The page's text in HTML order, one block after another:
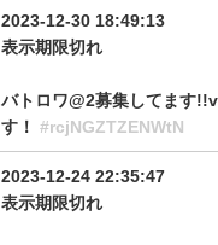
2023-12-30 18:49:13
表示期限切れ
バトロワ@2募集してます
す！ #rcjNGZTZENWtN
2023-12-24 22:35:47
表示期限切れ